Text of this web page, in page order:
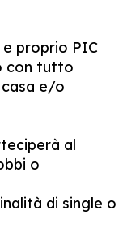
e proprio PIC
con tutto
e/o
al
o
di single o